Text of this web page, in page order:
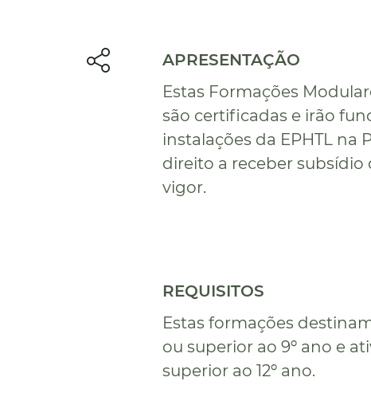
APRESENTAÇÃO
Estas Formações
são certificadas e irão
instalações da EPHTL na
direito a receber subsídio
vigor.
REQUISITOS
Estas formações
ou superior ao 9º ano e
superior ao 12º ano.